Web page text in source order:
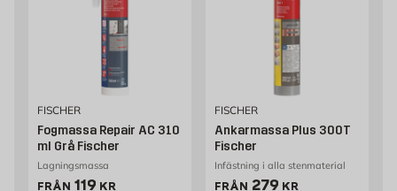
FISCHER
Fogmassa Repair AC 310
ml Grå Fischer
Lagningsmassa
FRÅN Pris 119 kr
119 KR
FISCHER
Ankarmassa Plus 300T
Fischer
Infästning i alla stenmaterial
FRÅN Pris 279 kr
279 KR